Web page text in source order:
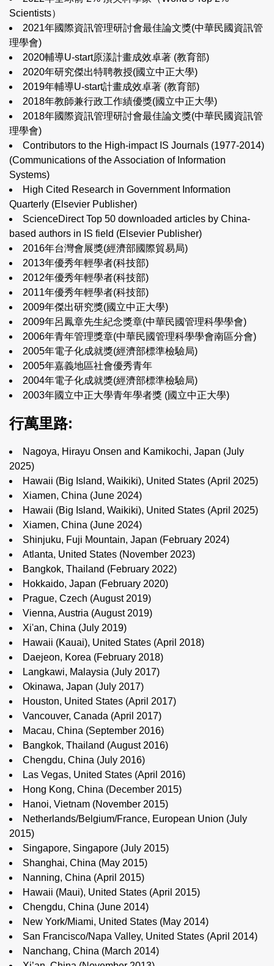
Scientists）
2021年國際資訊管理研討會最佳論文獎(中華民國資訊管
理學會)
2020輔導U-start原漾計畫成效卓著 (教育部)
2020年研究傑出特聘教授(國立中正大學)
2019年輔導U-start計畫成效卓著 (教育部)
2018年教師兼行政工作績優獎(國立中正大學)
2018年國際資訊管理研討會最佳論文獎(中華民國資訊管
理學會)
Contributors to the High-impact IS Journals (1977-2014)
(Communications of the Association of Information
Systems)
High Cited Research in Government Information
Quarterly (Elsevier Publisher)
ScienceDirect Top 50 downloaded articles by China-
based authors in IS field (Elsevier Publisher)
2016年台灣會展獎(經濟部國際貿易局)
2013年優秀年輕學者(科技部)
2012年優秀年輕學者(科技部)
2011年優秀年輕學者(科技部)
2009年傑出研究獎(國立中正大學)
2009年呂鳳章先生紀念獎章(中華民國管理科學學會)
2006年青年管理獎章(中華民國管理科學學會南區分會)
2005年電子化成就獎(經濟部標準檢驗局)
2005年嘉義地區社會優秀青年
2004年電子化成就獎(經濟部標準檢驗局)
2003年國立中正大學青年學者獎 (國立中正大學)
行萬里路:
Nagoya, Hirayu Onsen and Kamikochi, Japan (July
2025)
Hawaii (Big Island, Waikiki), United States (April 2025)
Xiamen, China (June 2024)
Hawaii (Big Island, Waikiki), United States (April 2025)
Xiamen, China (June 2024)
Shinjuku, Fuji Mountain, Japan (February 2024)
Atlanta, United States (November 2023)
Bangkok, Thailand (February 2022)
Hokkaido, Japan (February 2020)
Prague, Czech (August 2019)
Vienna, Austria (August 2019)
Xi'an, China (July 2019)
Hawaii (Kauai), United States (April 2018)
Daejeon, Korea (February 2018)
Langkawi, Malaysia (July 2017)
Okinawa, Japan (July 2017)
Houston, United States (April 2017)
Vancouver, Canada (April 2017)
Macau, China (September 2016)
Bangkok, Thailand (August 2016)
Chengdu, China (July 2016)
Las Vegas, United States (April 2016)
Hong Kong, China (December 2015)
Hanoi, Vietnam (November 2015)
Netherlands/Belgium/France, European Union (July
2015)
Singapore, Singapore (July 2015)
Shanghai, China (May 2015)
Nanning, China (April 2015)
Hawaii (Maui), United States (April 2015)
Chengdu, China (June 2014)
New York/Miami, United States (May 2014)
San Francisco/Napa Valley, United States (April 2014)
Nanchang, China (March 2014)